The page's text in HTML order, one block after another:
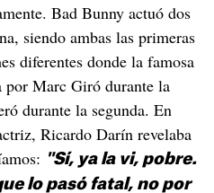
Bad Bunny actuó dos
siendo ambas las primeras
diferentes donde la famosa
por Marc Giró durante la
durante la segunda. En
Ricardo Darín revelaba
"Sí, ya la vi, pobre.
lo pasó fatal, no por